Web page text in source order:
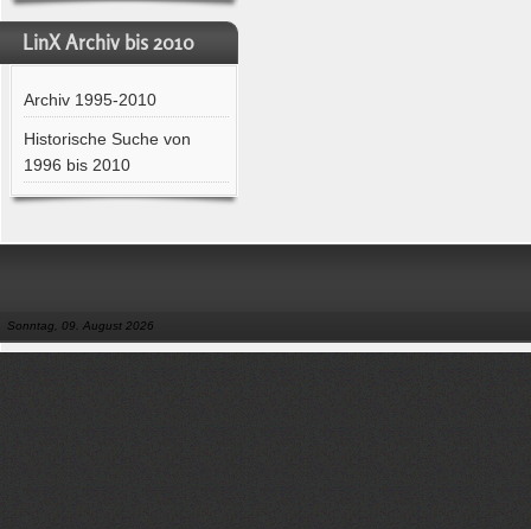
LinX Archiv bis 2010
Archiv 1995-2010
Historische Suche von
1996 bis 2010
Sonntag, 09. August 2026